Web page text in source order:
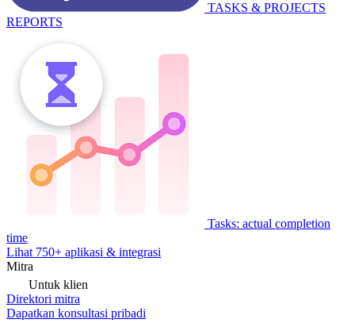
TASKS & PROJECTS
REPORTS
Tasks: actual completion
time
Lihat 750+ aplikasi & integrasi
Mitra
Untuk klien
Direktori mitra
Dapatkan konsultasi pribadi